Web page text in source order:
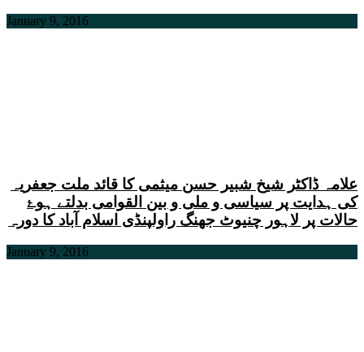
January 9, 2016
علامہ ڈاکٹر شیخ شبیر حسن میثمی کا قائد ملت جعفریہ
کی ہدایت پر سیاسی و ملی و بین القوامی بدلتے ہوۓ
حالات پر لاہور چنیوٹ جھنگ راولپنڈی اسلام آباد کا دورہ
January 9, 2016